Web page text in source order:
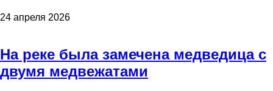
24 апреля 2026
На реке была замечена медведица с
двумя медвежатами